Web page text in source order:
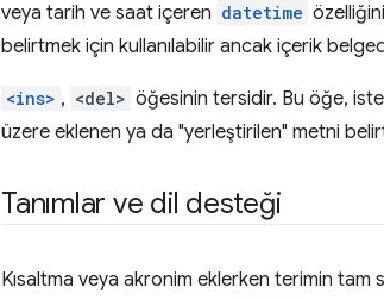
veya tarih ve saat içeren datetime
belirtmek için kullanılabilir ancak içerik
<ins> , <del> öğesinin tersidir. Bu öğe,
üzere eklenen ya da "yerleştirilen" metni
Tanımlar ve dil desteği
Kısaltma veya akronim eklerken terimin